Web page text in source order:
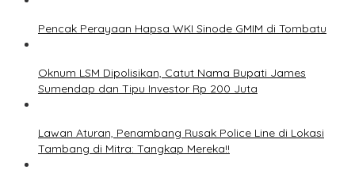
Pencak Perayaan Hapsa WKI Sinode GMIM di Tombatu
Oknum LSM Dipolisikan, Catut Nama Bupati James
Sumendap dan Tipu Investor Rp 200 Juta
Lawan Aturan, Penambang Rusak Police Line di Lokasi
Tambang di Mitra: Tangkap Mereka!!